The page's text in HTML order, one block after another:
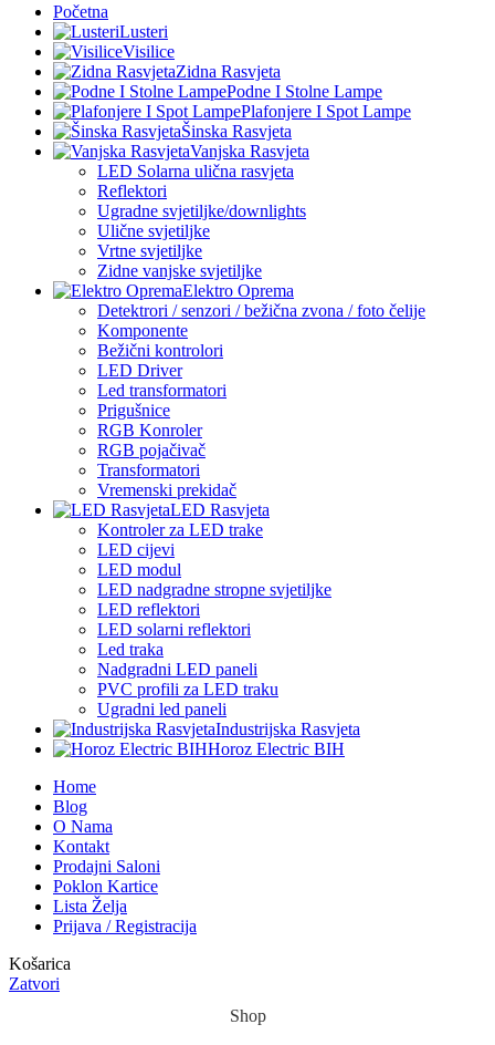
Početna
Lusteri
Visilice
Zidna Rasvjeta
Podne I Stolne Lampe
Plafonjere I Spot Lampe
Šinska Rasvjeta
Vanjska Rasvjeta
LED Solarna ulična rasvjeta
Reflektori
Ugradne svjetiljke/downlights
Ulične svjetiljke
Vrtne svjetiljke
Zidne vanjske svjetiljke
Elektro Oprema
Detektrori / senzori / bežična zvona / foto čelije
Komponente
Bežični kontrolori
LED Driver
Led transformatori
Prigušnice
RGB Konroler
RGB pojačivač
Transformatori
Vremenski prekidač
LED Rasvjeta
Kontroler za LED trake
LED cijevi
LED modul
LED nadgradne stropne svjetiljke
LED reflektori
LED solarni reflektori
Led traka
Nadgradni LED paneli
PVC profili za LED traku
Ugradni led paneli
Industrijska Rasvjeta
Horoz Electric BIH
Home
Blog
O Nama
Kontakt
Prodajni Saloni
Poklon Kartice
Lista Želja
Prijava / Registracija
Košarica
Zatvori
Shop